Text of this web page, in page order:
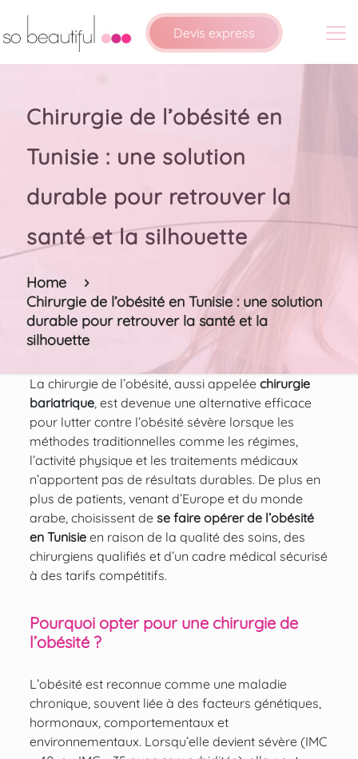
Devis express
Chirurgie de l’obésité en
Tunisie : une solution
durable pour retrouver la
santé et la silhouette
Home
Chirurgie de l’obésité en Tunisie : une solution
durable pour retrouver la santé et la
silhouette
La chirurgie de l’obésité, aussi appelée chirurgie
bariatrique, est devenue une alternative efficace
pour lutter contre l’obésité sévère lorsque les
méthodes traditionnelles comme les régimes,
l’activité physique et les traitements médicaux
n’apportent pas de résultats durables. De plus en
plus de patients, venant d’Europe et du monde
arabe, choisissent de se faire opérer de l’obésité
en Tunisieen raison de la qualité des soins, des
chirurgiens qualifiés et d’un cadre médical sécurisé
à des tarifs compétitifs.
Pourquoi opter pour une chirurgie de
l’obésité ?
L’obésité est reconnue comme une maladie
chronique, souvent liée à des facteurs génétiques,
hormonaux, comportementaux et
environnementaux. Lorsqu’elle devient sévère (IMC